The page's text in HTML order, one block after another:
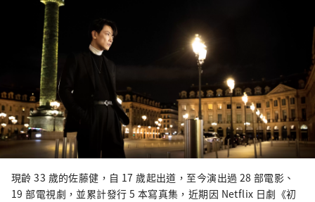
現齡 33 歲的佐藤健，自 17 歲起出道，至今演出過 28 部電影、
19 部電視劇，並累計發行 5 本寫真集，近期因 Netflix 日劇《初